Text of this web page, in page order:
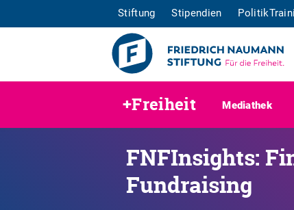
Stiftung Stipendien
+Freiheit Mediathek
FNFInsights:
Fundraising